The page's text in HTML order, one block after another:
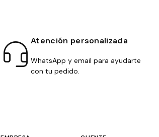
Atención personalizada
WhatsApp y email para ayudarte
con tu pedido.